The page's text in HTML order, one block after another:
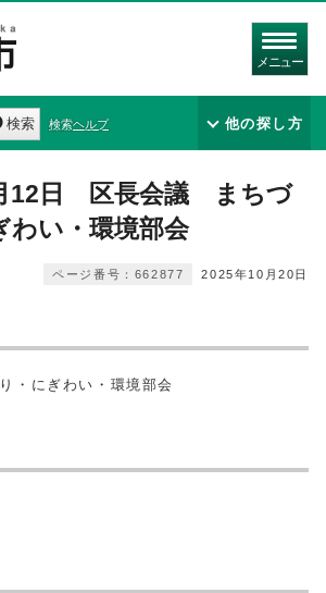
メニュー
検索 検索ヘルプ 他の探し方
12日 区長会議 まちづ
わい・環境部会
2025年10月20日
ページ番号：662877
・にぎわい・環境部会